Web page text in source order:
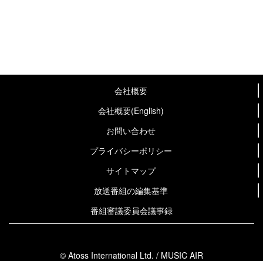
会社概要
会社概要(English)
お問い合わせ
プライバシーポリシー
サイトマップ
放送番組の編集基準
番組審議委員会議事録
© Atoss International Ltd. / MUSIC AIR